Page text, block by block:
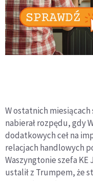
W ostatnich
nabierał rozpędu, gdy
dodatkowych ceł na
relacjach handlowych
Waszyngtonie szefa
ustalił z Trumpem, że